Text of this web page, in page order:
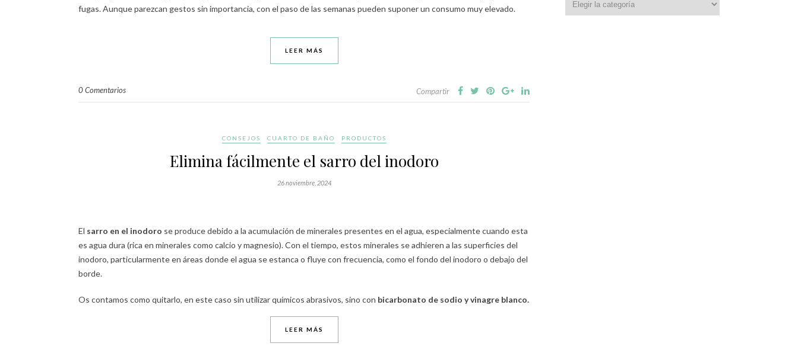
fugas. Aunque parezcan gestos sin importancia, con el paso de las semanas pueden suponer un consumo muy elevado.
LEER MÁS
0 Comentarios Compartir
CONSEJOS CUARTO DE BAÑO PRODUCTOS
Elimina fácilmente el sarro del inodoro
26 noviembre, 2024
El sarro en el inodoro se produce debido a la acumulación de minerales presentes en el agua, especialmente cuando esta
es agua dura (rica en minerales como calcio y magnesio). Con el tiempo, estos minerales se adhieren a las superficies del
inodoro, particularmente en áreas donde el agua se estanca o fluye con frecuencia, como el fondo del inodoro o debajo del
borde.
Os contamos como quitarlo, en este caso sin utilizar químicos abrasivos, sino con bicarbonato de sodio y vinagre blanco.
LEER MÁS